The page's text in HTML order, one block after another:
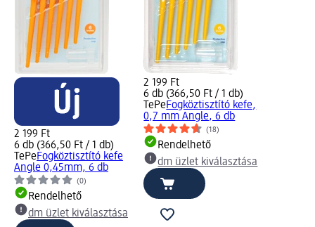
2 199 Ft
6 db (366,50 Ft / 1 db)
TePeFogköztisztító kefe
Angle 0,45mm, 6 db
(0)
Rendelhető
dm üzlet kiválasztása
2 199 Ft
6 db (366,50 Ft / 1 db)
TePeFogköztisztító kefe,
0,7 mm Angle, 6 db
(18)
Rendelhető
dm üzlet kiválasztása